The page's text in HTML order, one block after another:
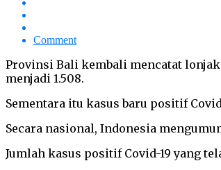
Comment
Provinsi Bali kembali mencatat
menjadi 1.508.
Sementara itu kasus baru positif
Secara nasional, Indonesia
Jumlah kasus positif Covid-19 yang